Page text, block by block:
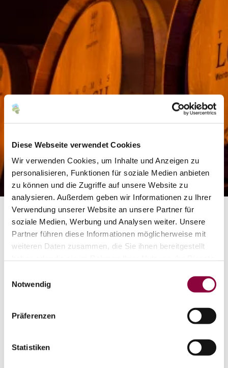
Diese Webseite verwendet Cookies
Wir verwenden Cookies, um Inhalte und Anzeigen zu
personalisieren, Funktionen für soziale Medien anbieten
zu können und die Zugriffe auf unsere Website zu
analysieren. Außerdem geben wir Informationen zu Ihrer
Verwendung unserer Website an unsere Partner für
soziale Medien, Werbung und Analysen weiter. Unsere
Partner führen diese Informationen möglicherweise mit
weiteren Daten zusammen, die Sie ihnen bereitgestellt
Notwendig
Präferenzen
Statistiken
Weingut Thomas Lorch, Inh. Klaus Ritter